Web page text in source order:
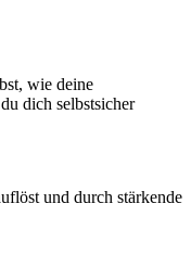
wie deine
dich selbstsicher
und durch stärkende